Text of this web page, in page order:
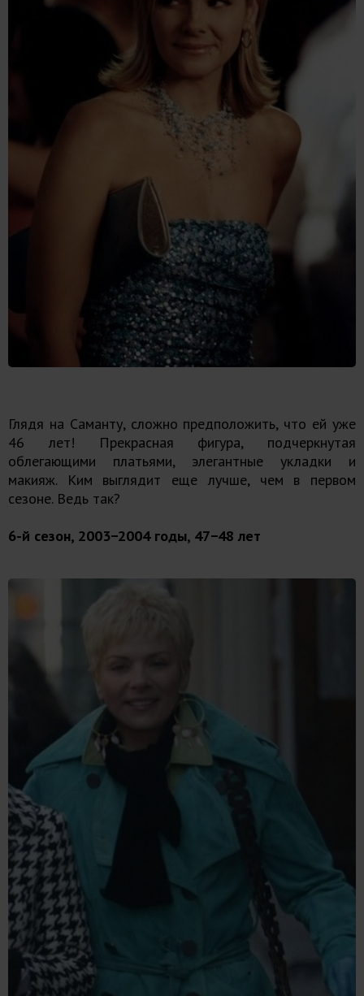
Глядя на Саманту, сложно предположить, что ей уже
46 лет! Прекрасная фигура, подчеркнутая
облегающими платьями, элегантные укладки и
макияж. Ким выглядит еще лучше, чем в первом
сезоне. Ведь так?
6-й сезон, 2003−2004 годы, 47−48 лет